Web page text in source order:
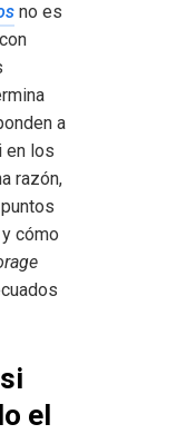
no es
a
en los
razón,
cómo
el